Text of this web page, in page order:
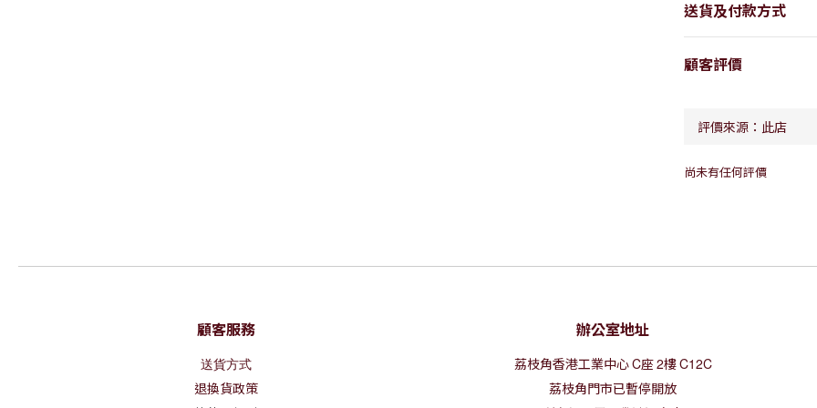
送貨及付款方式
顧客評價
尚未有任何評價
顧客服務
送貨方式
退換貨政策
辦公室地址
荔枝角香港工業中心C座2樓C12C
荔枝角門市已暫停開放